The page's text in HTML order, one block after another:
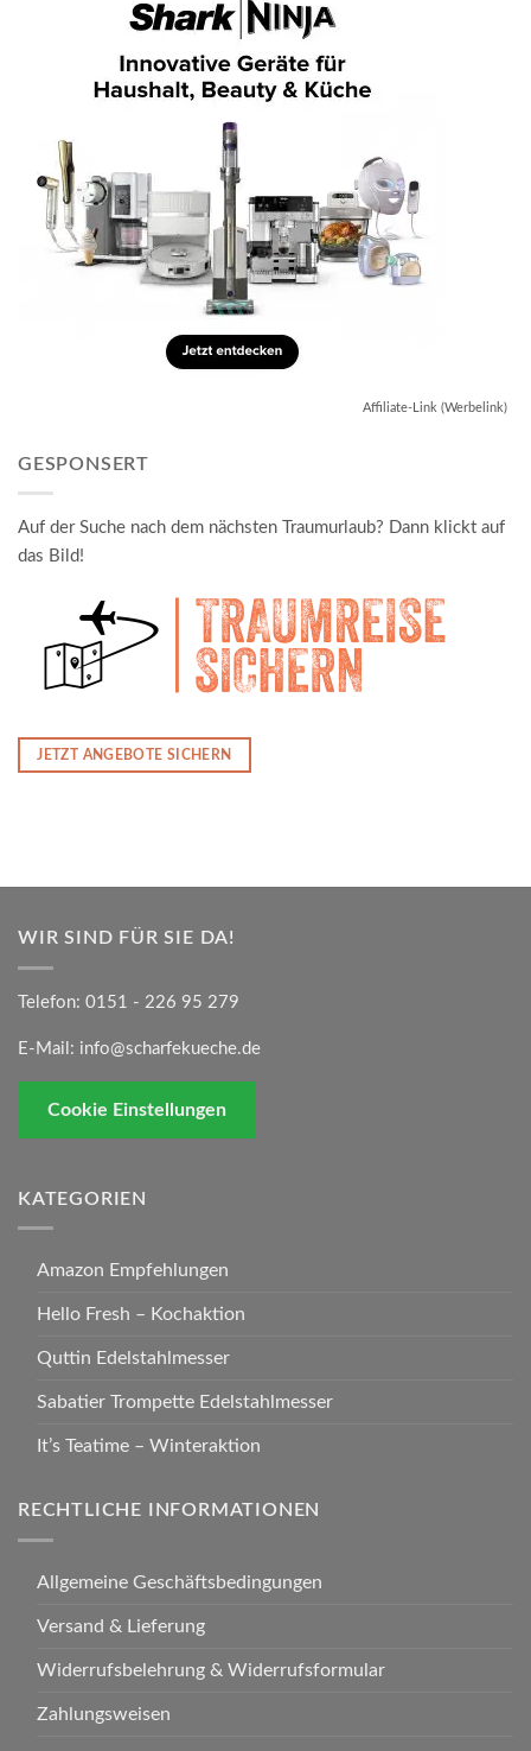
Affiliate-Link (Werbelink)
GESPONSERT
Auf der Suche nach dem nächsten Traumurlaub? Dann klickt auf
das Bild!
JETZT ANGEBOTE SICHERN
WIR SIND FÜR SIE DA!
Telefon: 0151 - 226 95 279
E-Mail: info@scharfekueche.de
Cookie Einstellungen
KATEGORIEN
Amazon Empfehlungen
Hello Fresh – Kochaktion
Quttin Edelstahlmesser
Sabatier Trompette Edelstahlmesser
It’s Teatime – Winteraktion
RECHTLICHE INFORMATIONEN
Allgemeine Geschäftsbedingungen
Versand & Lieferung
Widerrufsbelehrung & Widerrufsformular
Zahlungsweisen